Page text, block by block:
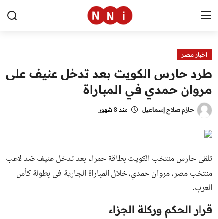
الرئيسية
اخبار مصر
العالم
تقنية
التعليم
منوعات
اخبار مصر
طرد حارس الكويت بعد تدخل عنيف على
مروان حمدي في المباراة
حازم صلاح إسماعيل منذ 8 شهور
تلقى حارس منتخب الكويت بطاقة حمراء بعد تدخل عنيف ضد لاعب
منتخب مصر، مروان حمدي، خلال المباراة الجارية في بطولة كأس
العرب.
قرار الحكم وركلة الجزاء